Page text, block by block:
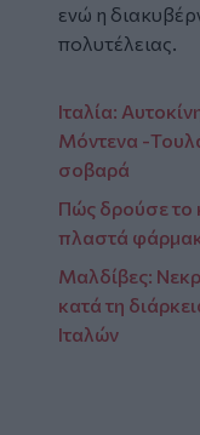
ενώ η
πολυτέλειας.
Ιταλία:
Μόντενα -
σοβαρά
Πώς δρούσε το
πλαστά
Μαλδίβες:
κατά τη
Ιταλών